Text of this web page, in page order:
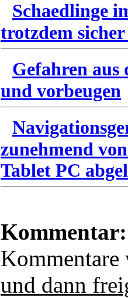
Schaedlinge
trotzdem
Gefahren
und vorbeugen
zunehmend
Tablet PC
Kommentar:
und dann